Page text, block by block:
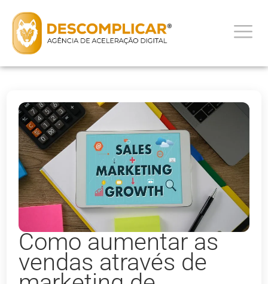
Como aumentar as
vendas através de